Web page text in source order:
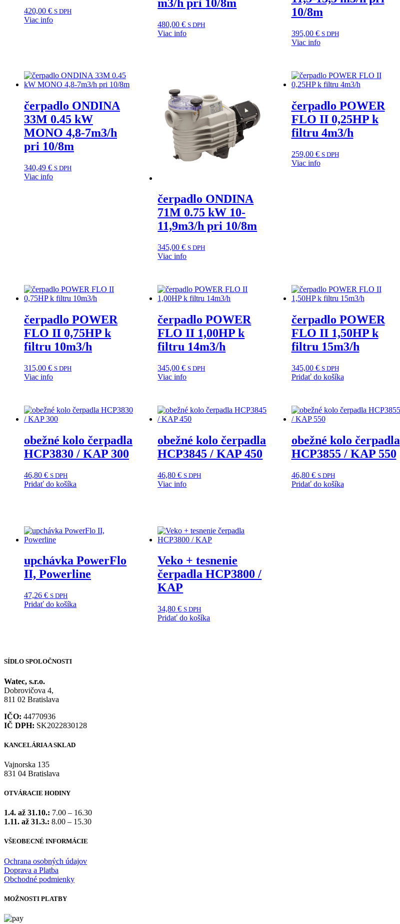
420,00 € S DPH
Viac info
m3/h pri 10/8m
480,00€ S DPH
Viac info
10/8m
395,00 € S DPH
Viac info
čerpadlo ONDINA
33M 0.45 kW
MONO 4,8-7m3/h
pri 10/8m
340,49 € S DPH
Viac info
čerpadlo ONDINA
71M 0.75 kW 10-
11,9m3/h pri 10/8m
345,00€ S DPH
Viac info
čerpadlo POWER
FLO II 0,25HP k
filtru 4m3/h
259,00 € S DPH
Viac info
čerpadlo POWER
FLO II 0,75HP k
filtru 10m3/h
315,00 € S DPH
Viac info
čerpadlo POWER
FLO II 1,00HP k
filtru 14m3/h
345,00€ S DPH
Viac info
čerpadlo POWER
FLO II 1,50HP k
filtru 15m3/h
345,00 € S DPH
Pridať do košíka
obežné kolo čerpadla
HCP3830 / KAP 300
46,80 € S DPH
Pridať do košíka
obežné kolo čerpadla
HCP3845 / KAP 450
46,80€ S DPH
Viac info
obežné kolo čerpadla
HCP3855 / KAP 550
46,80 € S DPH
Pridať do košíka
upchávka PowerFlo
II, Powerline
47,26 € S DPH
Pridať do košíka
Veko + tesnenie
čerpadla HCP3800 /
KAP
34,80€ S DPH
Pridať do košíka
SÍDLO SPOLOČNOSTI
Watec, s.r.o.
Dobrovičova 4,
811 02 Bratislava
IČO: 44770936
IČ DPH: SK2022830128
KANCELÁRIA A SKLAD
Vajnorska 135
831 04 Bratislava
OTVÁRACIE HODINY
1.4. až 31.10.: 7.00 – 16.30
1.11. až 31.3.: 8.00 – 15.30
VŠEOBECNÉ INFORMÁCIE
Ochrana osobných údajov
Doprava a Platba
Obchodné podmienky
MOŽNOSTI PLATBY